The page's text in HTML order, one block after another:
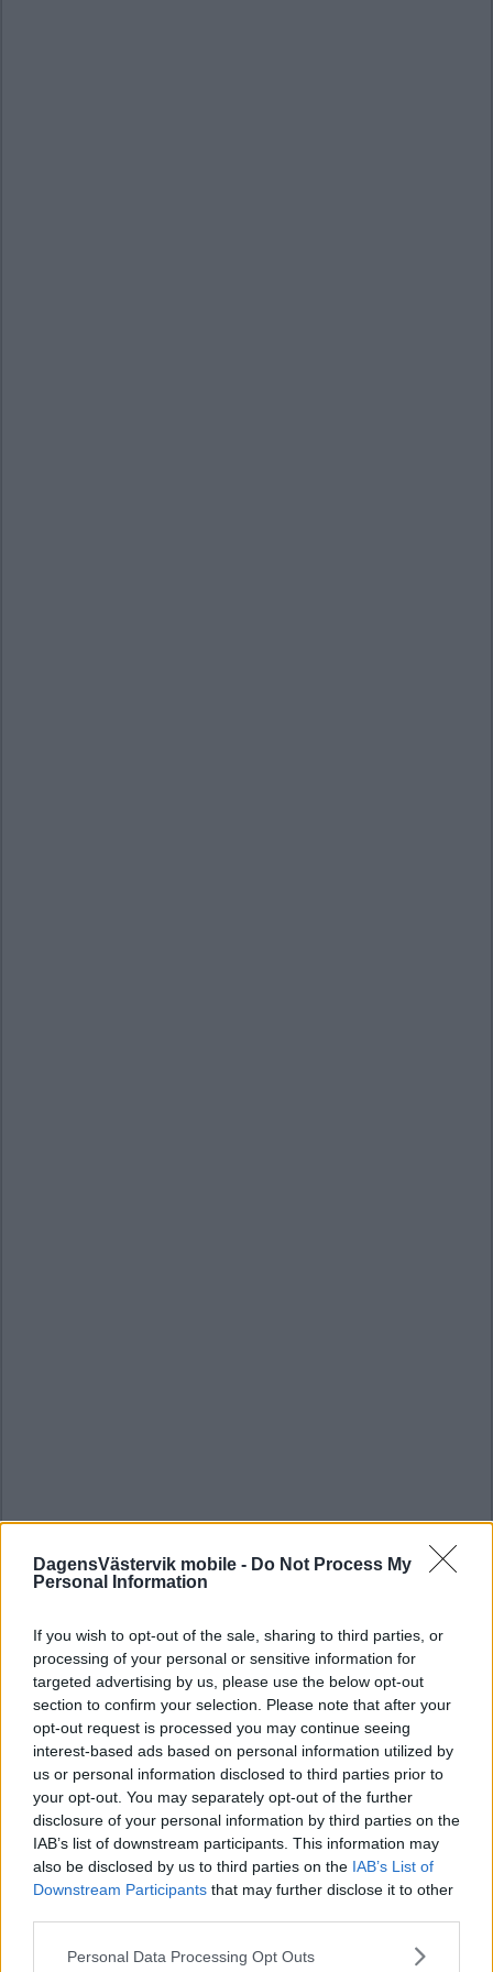
DagensVästervik mobile - Do Not Process My
Personal Information
If you wish to opt-out of the sale, sharing to third parties, or
processing of your personal or sensitive information for
targeted advertising by us, please use the below opt-out
section to confirm your selection. Please note that after your
opt-out request is processed you may continue seeing
interest-based ads based on personal information utilized by
us or personal information disclosed to third parties prior to
your opt-out. You may separately opt-out of the further
disclosure of your personal information by third parties on the
IAB’s list of downstream participants. This information may
also be disclosed by us to third parties on the IAB’s List of
Downstream Participants that may further disclose it to other
Please note that this website/app uses one or more Google
Personal Data Processing Opt Outs